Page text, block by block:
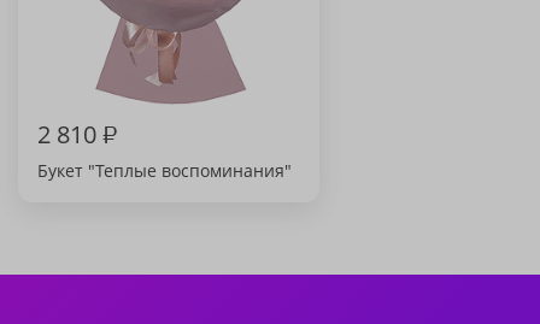
2 810₽
Букет "Теплые воспоминания"